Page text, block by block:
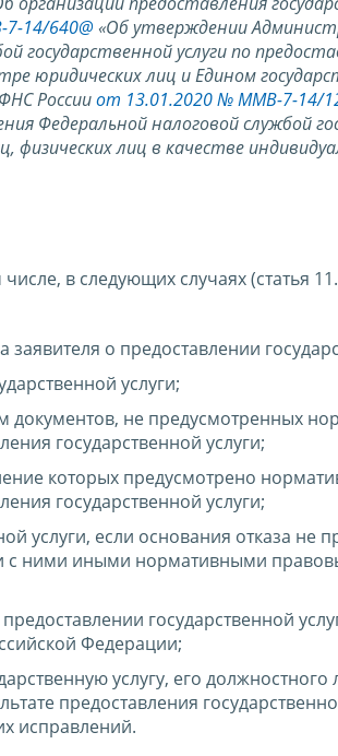
14/640@ «Об утверждении
государственной услуги по
юридических лиц и Едином
Россииот 13.01.2020 № ММВ-7-14/
Федеральной налоговой службой
физических лиц в качестве
в следующих случаях (статья
о предоставлении
услуги;
документов, не предусмотренных
государственной услуги;
которых предусмотрено
государственной услуги;
услуги, если основания отказа
с ними иными нормативными
государственной
Федерации;
услугу, его
предоставления
исправлений.